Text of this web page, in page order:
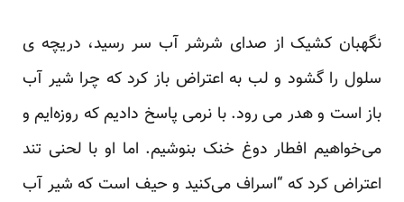
نگهبان کشیک از صدای شرشر آب سر رسید، دریچه ی
سلول را گشود و لب به اعتراض باز کرد که چرا شیر آب
باز است و هدر می رود. با نرمی پاسخ دادیم که روزه‌ایم و
می‌خواهیم افطار دوغ خنک بنوشیم. اما او با لحنی تند
اعتراض کرد که “اسراف می‌کنید و حیف است که شیر آب